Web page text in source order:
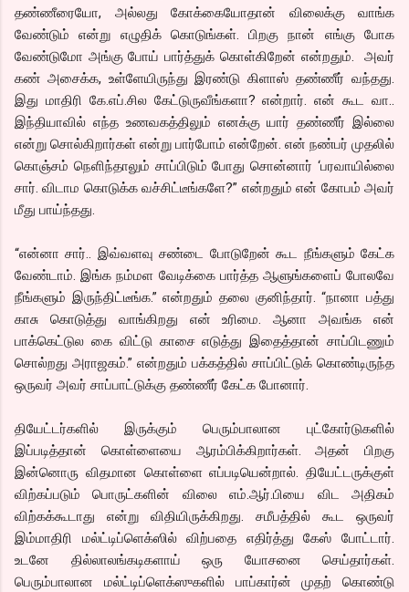
தண்ணீரையோ, அல்லது கோக்கையோதான் விலைக்கு வாங்க
வேண்டும் என்று எழுதிக் கொடுங்கள். பிறகு நான் எங்கு போக
வேண்டுமோ அங்கு போய் பார்த்துக் கொள்கிறேன் என்றதும். அவர்
கண் அசைக்க, உள்ளேயிருந்து இரண்டு கிளாஸ் தண்ணீர் வந்தது.
இது மாதிரி கே.எப்.சில கேட்டுருவீங்களா? என்றார். என் கூட வா..
இந்தியாவில் எந்த உணவகத்திலும் எனக்கு யார் தண்ணீர் இல்லை
என்று சொல்கிறார்கள் என்று பார்போம் என்றேன். என் நண்பர் முதலில்
கொஞ்சம் நெளிந்தாலும் சாப்பிடும் போது சொன்னார் ‘பரவாயில்லை
சார். விடாம கொடுக்க வச்சிட்டீங்களே?” என்றதும் என் கோபம் அவர்
மீது பாய்ந்தது.
“என்னா சார்.. இவ்வளவு சண்டை போடுறேன் கூட நீங்களும் கேட்க
வேண்டாம். இங்க நம்மள வேடிக்கை பார்த்த ஆளுங்களைப் போலவே
நீங்களும் இருந்திட்டீங்க.” என்றதும் தலை குனிந்தார். “நானா பத்து
காசு கொடுத்து வாங்கிறது என் உரிமை. ஆனா அவங்க என்
பாக்கெட்டுல கை விட்டு காசை எடுத்து இதைத்தான் சாப்பிடணும்
சொல்றது அராஜகம்.” என்றதும் பக்கத்தில் சாப்பிட்டுக் கொண்டிருந்த
ஒருவர் அவர் சாப்பாட்டுக்கு தண்ணீர் கேட்க போனார்.
தியேட்டர்களில் இருக்கும் பெரும்பாலான புட்கோர்டுகளில்
இப்படித்தான் கொள்ளையை ஆரம்பிக்கிறார்கள். அதன் பிறகு
இன்னொரு விதமான கொள்ளை எப்படியென்றால். தியேட்டருக்குள்
விற்கப்படும் பொருட்களின் விலை எம்.ஆர்.பியை விட அதிகம்
விற்கக்கூடாது என்று விதியிருக்கிறது. சமீபத்தில் கூட ஒருவர்
இம்மாதிரி மல்ட்டிப்ளெக்ஸில் விற்பதை எதிர்த்து கேஸ் போட்டார்.
உடனே தில்லாலங்கடிகளாய் ஒரு யோசனை செய்தார்கள்.
பெரும்பாலான மல்ட்டிப்ளெக்ஸுகளில் பாப்கார்ன் முதற் கொண்டு